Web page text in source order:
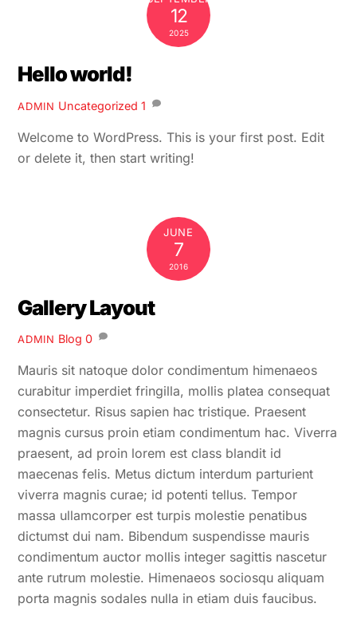
12
2025
Hello world!
ADMIN Uncategorized 1
Welcome to WordPress. This is your first post. Edit
or delete it, then start writing!
JUNE
7
2016
Gallery Layout
ADMIN Blog 0
Mauris sit natoque dolor condimentum himenaeos
curabitur imperdiet fringilla, mollis platea consequat
consectetur. Risus sapien hac tristique. Praesent
magnis cursus proin etiam condimentum hac. Viverra
praesent, ad proin lorem est class blandit id
maecenas felis. Metus dictum interdum parturient
viverra magnis curae; id potenti tellus. Tempor
massa ullamcorper est turpis molestie penatibus
dictumst dui nam. Bibendum suspendisse mauris
condimentum auctor mollis integer sagittis nascetur
ante rutrum molestie. Himenaeos sociosqu aliquam
porta magnis sodales nulla in etiam duis faucibus.